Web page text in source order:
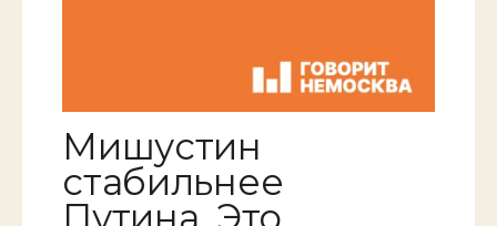
Мишустин
стабильнее
Путина. Это